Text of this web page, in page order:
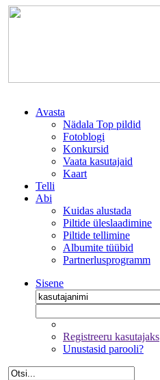
Avasta
Nädala Top pildid
Fotoblogi
Konkursid
Vaata kasutajaid
Kaart
Telli
Abi
Kuidas alustada
Piltide üleslaadimine
Piltide tellimine
Albumite tüübid
Partnerlusprogramm
Sisene
Registreeru kasutajaks
Unustasid parooli?